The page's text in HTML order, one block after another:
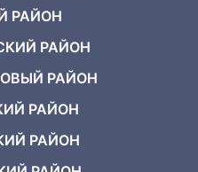
РАЙОН
РАЙОН
РАЙОН
РАЙОН
РАЙОН